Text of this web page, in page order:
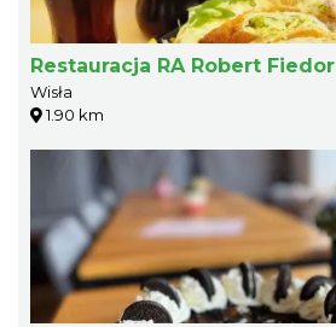
Restauracja RA Robert Fiedor
Wisła
1.90 km